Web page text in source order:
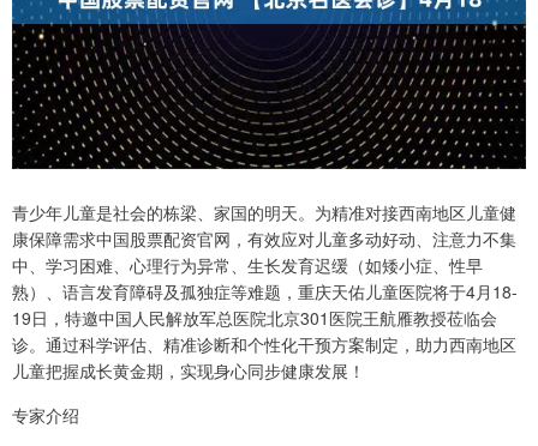
青少年儿童是社会的栋梁、家国的明天。为精准对接西南地区儿童健
康保障需求中国股票配资官网，有效应对儿童多动好动、注意力不集
中、学习困难、心理行为异常、生长发育迟缓（如矮小症、性早
熟）、语言发育障碍及孤独症等难题，重庆天佑儿童医院将于4月18-
19日，特邀中国人民解放军总医院北京301医院王航雁教授莅临会
诊。通过科学评估、精准诊断和个性化干预方案制定，助力西南地区
儿童把握成长黄金期，实现身心同步健康发展！
专家介绍